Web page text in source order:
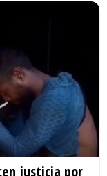
justicia por